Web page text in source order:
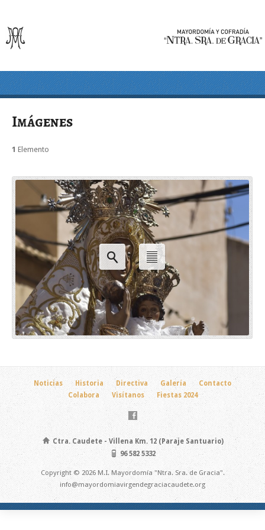
Imágenes
1 Elemento
Noticias Historia Directiva Galería
Contacto
Colabora
Visítanos Fiestas 2024
Ctra. Caudete - Villena Km. 12 (Paraje Santuario)
96 582 5332
Copyright © 2026 M.I. Mayordomía "Ntra. Sra. de Gracia".
info@mayordomiavirgendegraciacaudete.org